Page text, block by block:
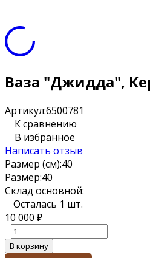
Ваза "Джидда",
Артикул:6500781
К сравнению
В избранное
Написать отзыв
Размер (см):40
Размер:40
Склад основной:
Осталась 1 шт.
10 000 ₽
В корзину